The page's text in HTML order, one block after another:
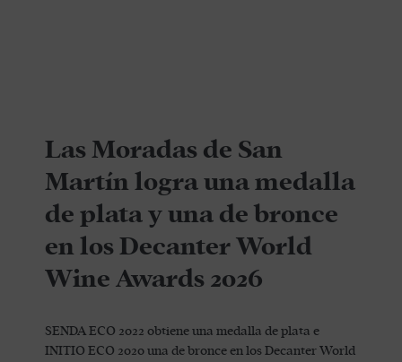
Las Moradas de San
Martín logra una medalla
de plata y una de bronce
en los Decanter World
Wine Awards 2026
SENDA ECO 2022 obtiene una medalla de plata e
INITIO ECO 2020 una de bronce en los Decanter World